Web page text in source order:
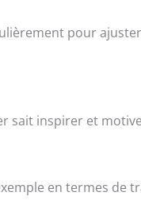
pour
sait inspirer et
en termes de